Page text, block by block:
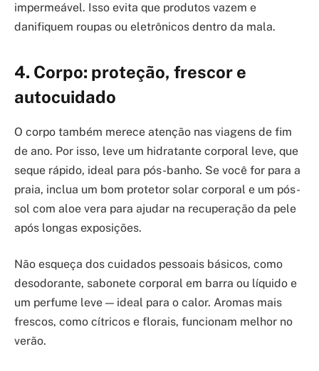
impermeável. Isso evita que produtos vazem e
danifiquem roupas ou eletrônicos dentro da mala.
4. Corpo: proteção, frescor e
autocuidado
O corpo também merece atenção nas viagens de fim
de ano. Por isso, leve um hidratante corporal leve, que
seque rápido, ideal para pós-banho. Se você for para a
praia, inclua um bom protetor solar corporal e um pós-
sol com aloe vera para ajudar na recuperação da pele
após longas exposições.
Não esqueça dos cuidados pessoais básicos, como
desodorante, sabonete corporal em barra ou líquido e
um perfume leve — ideal para o calor. Aromas mais
frescos, como cítricos e florais, funcionam melhor no
verão.